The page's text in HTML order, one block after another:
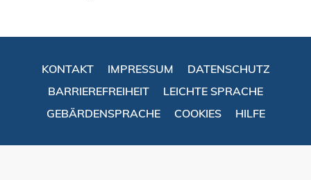
KONTAKT IMPRESSUM
DATENSCHUTZ
BARRIEREFREIHEIT
LEICHTE SPRACHE
GEBÄRDENSPRACHE
COOKIES HILFE